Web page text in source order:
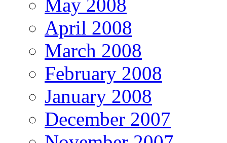
May 2008
April 2008
March 2008
February 2008
January 2008
December 2007